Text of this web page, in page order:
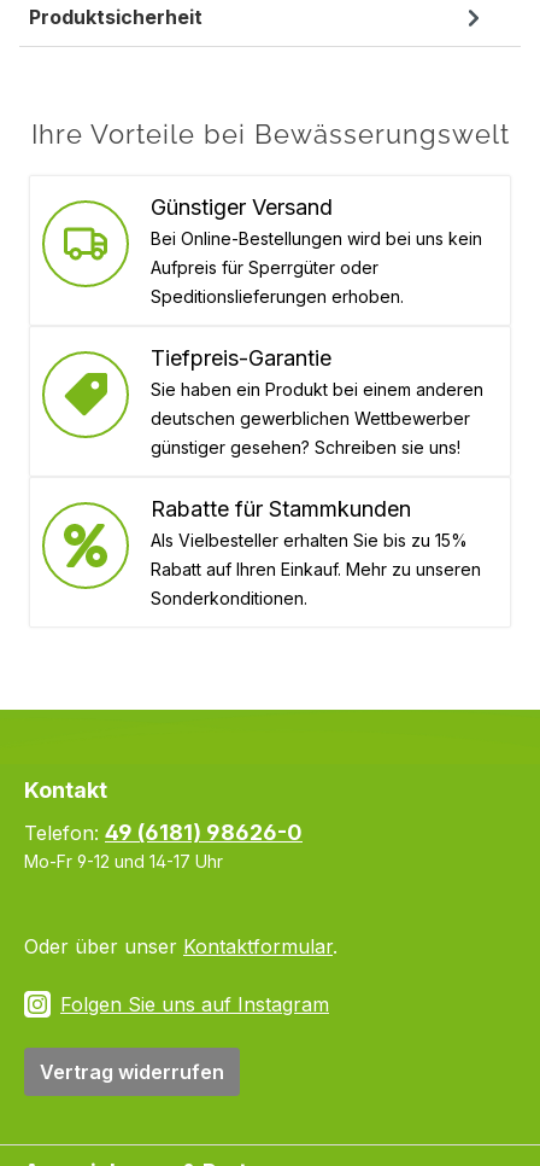
Produktsicherheit
Ihre Vorteile bei Bewässerungswelt
Günstiger Versand
Bei Online-Bestellungen wird bei uns kein
Aufpreis für Sperrgüter oder
Speditionslieferungen erhoben.
Tiefpreis-Garantie
Sie haben ein Produkt bei einem anderen
deutschen gewerblichen Wettbewerber
günstiger gesehen? Schreiben sie uns!
Rabatte für Stammkunden
Als Vielbesteller erhalten Sie bis zu 15%
Rabatt auf Ihren Einkauf. Mehr zu unseren
Sonderkonditionen.
Kontakt
Telefon: 49 (6181) 98626-0
Mo-Fr 9-12 und 14-17 Uhr
Oder über unser Kontaktformular.
Folgen Sie uns auf Instagram
Vertrag widerrufen